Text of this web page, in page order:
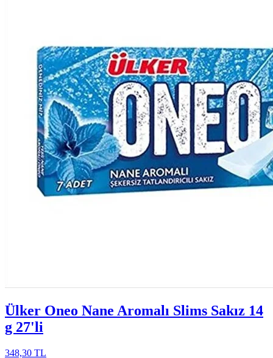
Ülker Oneo Nane Aromalı Slims Sakız 14
g 27'li
348,30 TL